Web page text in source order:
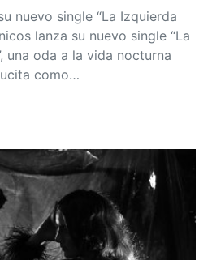
nuevo single “La Izquierda
lanza su nuevo single “La
una oda a la vida nocturna
como…